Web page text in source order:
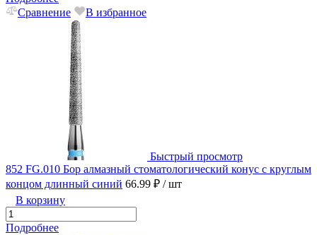
Сравнение
В избранное
Быстрый просмотр
852 FG.010 Бор алмазный стоматологический конус с круглым
концом длинный синий 66.99 ₽ / шт
В корзину
Подробнее